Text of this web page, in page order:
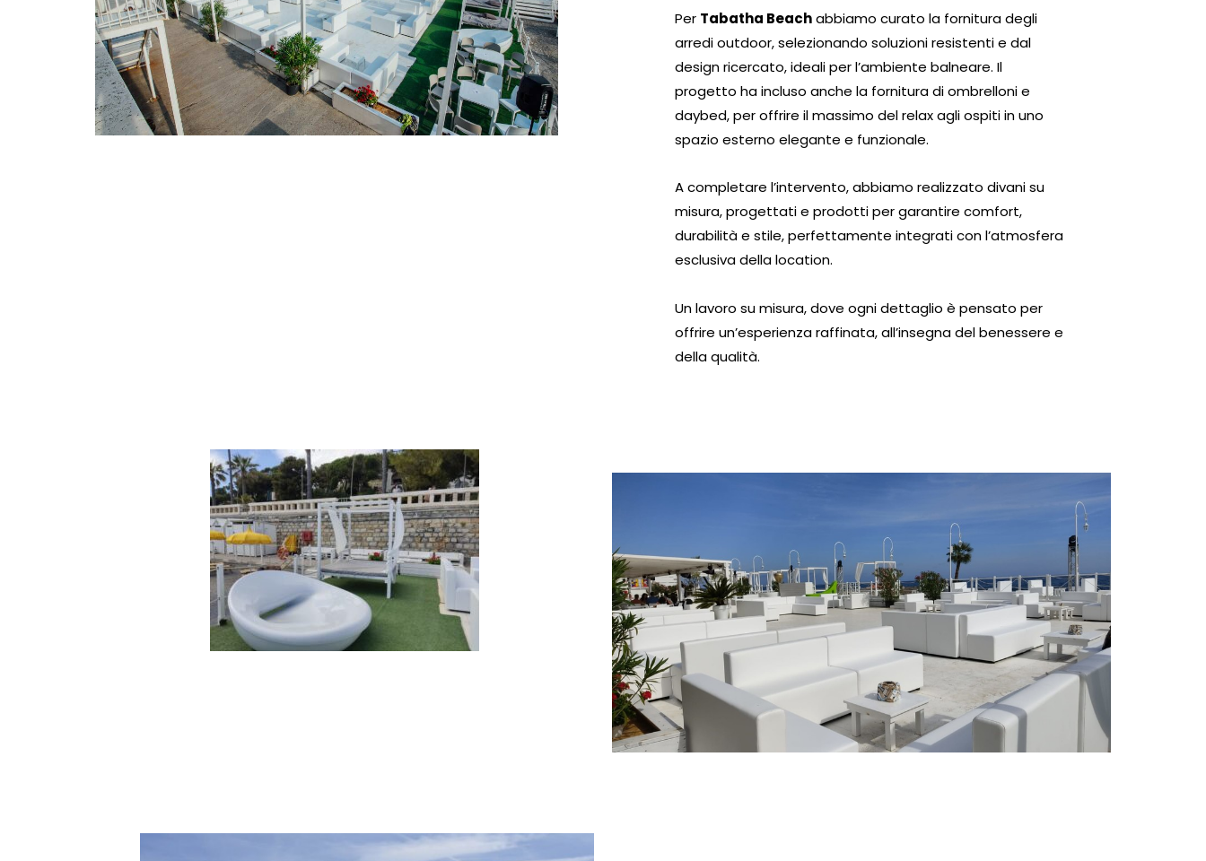
Per Tabatha Beachabbiamo curato la fornitura degli
arredi outdoor, selezionando soluzioni resistenti e dal
design ricercato, ideali per l’ambiente balneare. Il
progetto ha incluso anche la fornitura di ombrelloni e
daybed, per offrire il massimo del relax agli ospiti in uno
spazio esterno elegante e funzionale.
A completare l’intervento, abbiamo realizzato divani su
misura, progettati e prodotti per garantire comfort,
durabilità e stile, perfettamente integrati con l’atmosfera
esclusiva della location.
Un lavoro su misura, dove ogni dettaglio è pensato per
offrire un’esperienza raffinata, all’insegna del benessere e
della qualità.